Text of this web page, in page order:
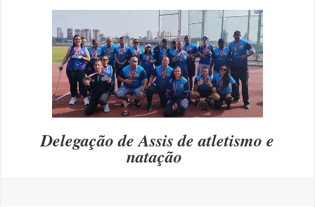
Delegação de Assis de atletismo e
natação